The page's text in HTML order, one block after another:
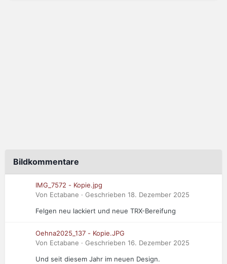
Bildkommentare
IMG_7572 - Kopie.jpg
Von Ectabane · Geschrieben 18. Dezember 2025
Felgen neu lackiert und neue TRX-Bereifung
Oehna2025_137 - Kopie.JPG
Von Ectabane · Geschrieben 16. Dezember 2025
Und seit diesem Jahr im neuen Design.